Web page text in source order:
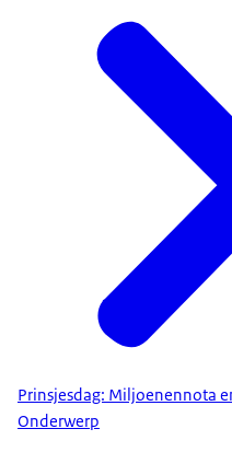
Prinsjesdag: Miljoenennota
Onderwerp